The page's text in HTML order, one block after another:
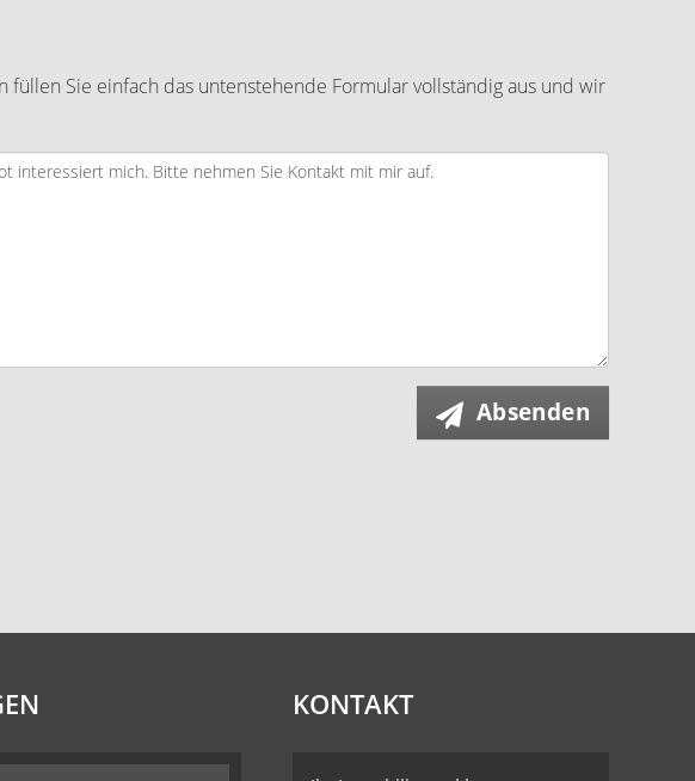
Sie einfach das untenstehende Formular vollständig aus und wir
Absenden
KONTAKT